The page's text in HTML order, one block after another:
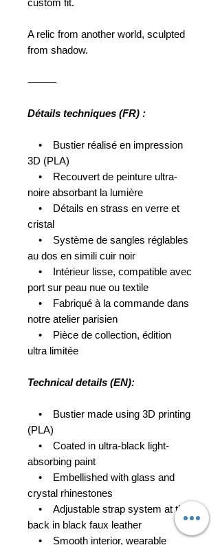
A relic from another world, sculpted
from shadow.
⸻
Détails techniques (FR) :
• Bustier réalisé en impression
3D (PLA)
• Recouvert de peinture ultra-
noire absorbant la lumière
• Détails en strass en verre et
cristal
• Système de sangles réglables
au dos en simili cuir noir
• Intérieur lisse, compatible avec
port sur peau nue ou textile
• Fabriqué à la commande dans
notre atelier parisien
• Pièce de collection, édition
ultra limitée
Technical details (EN):
• Bustier made using 3D printing
(PLA)
• Coated in ultra-black light-
absorbing paint
• Embellished with glass and
crystal rhinestones
• Adjustable strap system at the
back in black faux leather
• Smooth interior, wearable